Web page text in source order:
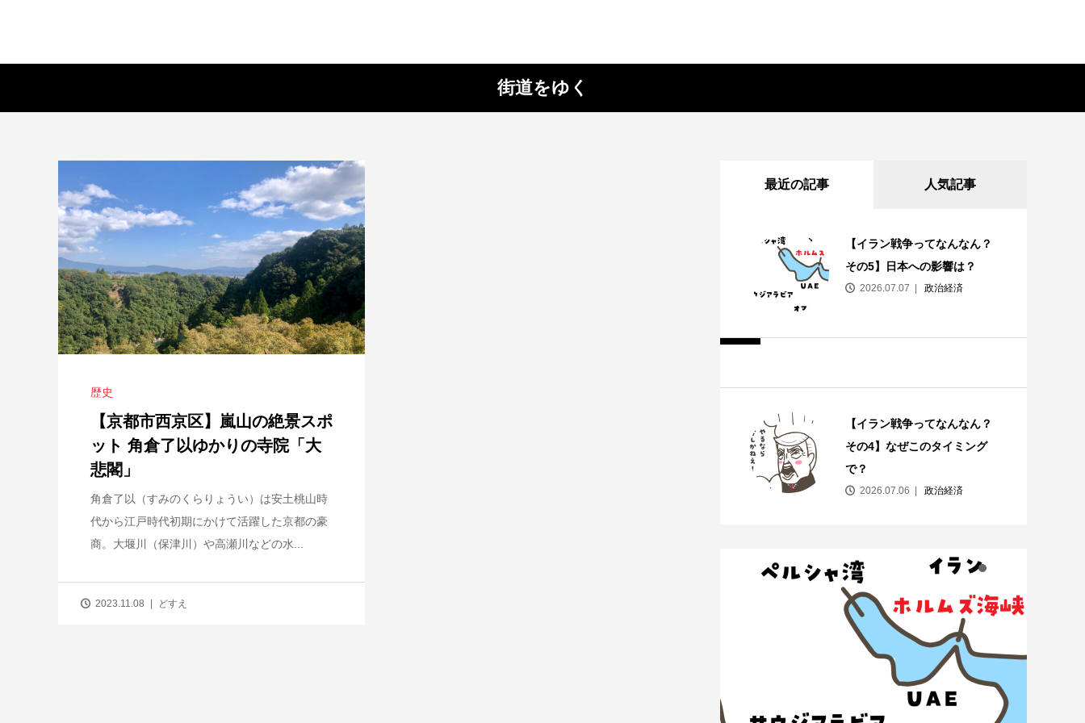
街道をゆく
歴史
【京都市西京区】嵐山の絶景スポ
ット 角倉了以ゆかりの寺院「大
悲閣」
角倉了以（すみのくらりょうい）は安土桃山時
代から江戸時代初期にかけて活躍した京都の豪
商。大堰川（保津川）や高瀬川などの水...
2023.11.08 どすえ
最近の記事 人気記事
【イラン戦争ってなんなん？
その5】日本への影響は？
2026.07.07 政治経済
【イラン戦争ってなんなん？
その4】なぜこのタイミング
で？
2026.07.06 政治経済